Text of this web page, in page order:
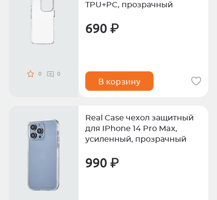
0 0
TPU+PC, прозрачный
690 ₽
В корзину
Real Case чехол защитный
для IPhone 14 Pro Max,
усиленный, прозрачный
990 ₽